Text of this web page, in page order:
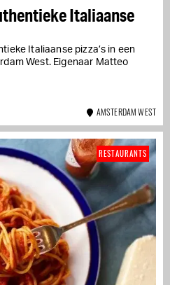
Italiaanse
Italiaanse pizza’s in een
West. Eigenaar Matteo
AMSTERDAM WEST
RESTAURANTS